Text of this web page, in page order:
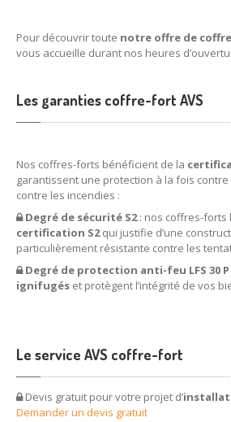
Pour découvrir toute notre offre de
vous accueille durant nos heures
Les garanties coffre-fort AVS
Nos coffres-forts bénéficient de la
garantissent une protection à la fois
contre les incendies :
Degré de sécurité S2: nos coffres-forts
certification S2qui justifie d’une
particulièrement résistante contre les
Degré de protection anti-feu LFS 30 P
ignifugés et protègent l’intégrité de vos
Le service AVS coffre-fort
Devis gratuit pour votre projet d’
Demander un devis gratuit